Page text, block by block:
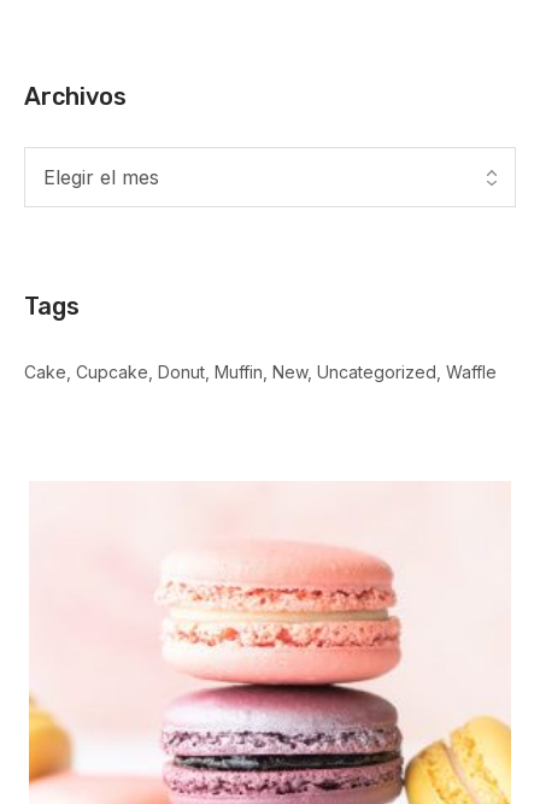
Archivos
Tags
Cake Cupcake Donut Muffin New Uncategorized Waffle